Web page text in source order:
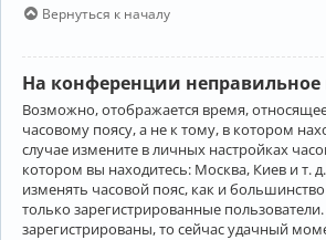
Вернуться к началу
На конференции неправильное
Возможно, отображается время,
часовому поясу, а не к тому, в котором
случае измените в личных настройках
котором вы находитесь: Москва, Киев и т.
изменять часовой пояс, как и
только зарегистрированные
зарегистрированы, то сейчас удачный